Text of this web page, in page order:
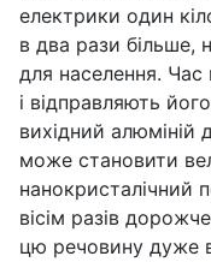
електрики один
в два рази більше,
для населення. Час
і відправляють
вихідний алюміній
може становити
нанокристалічний
вісім разів
цю речовину дуже